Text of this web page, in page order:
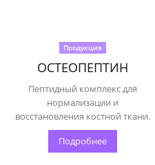
Продукция
ОСТЕОПЕПТИН
Пептидный комплекс для
нормализации и
восстановления костной ткани.
Подробнее